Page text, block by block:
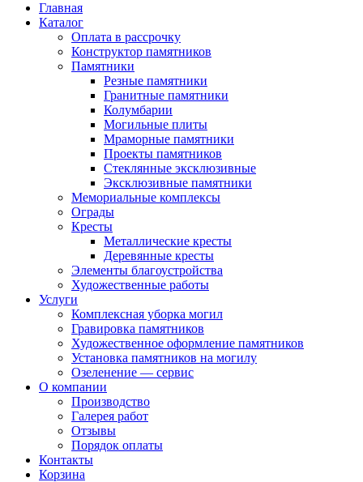
Главная
Каталог
Оплата в рассрочку
Конструктор памятников
Памятники
Резные памятники
Гранитные памятники
Колумбарии
Могильные плиты
Мраморные памятники
Проекты памятников
Стеклянные эксклюзивные
Эксклюзивные памятники
Мемориальные комплексы
Ограды
Кресты
Металлические кресты
Деревянные кресты
Элементы благоустройства
Художественные работы
Услуги
Комплексная уборка могил
Гравировка памятников
Художественное оформление памятников
Установка памятников на могилу
Озеленение — сервис
О компании
Производство
Галерея работ
Отзывы
Порядок оплаты
Контакты
Корзина